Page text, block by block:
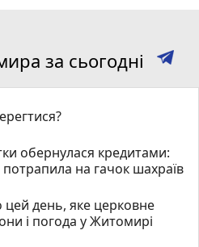
за сьогодні
обернулася кредитами:
на гачок шахраїв
цей день, яке церковне
і погода у Житомирі